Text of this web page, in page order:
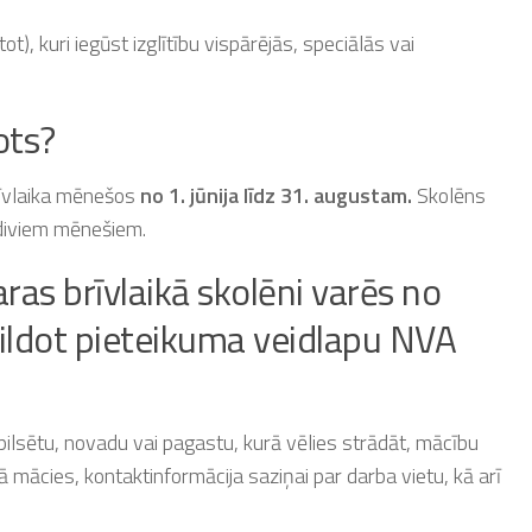
kuri iegūst izglītību vispārējās, speciālās vai
mēnešos no 1. jūnija līdz 31. augustam. Skolēns
mēnešiem.
brīvlaikā skolēni varēs no
pieteikuma veidlapu NVA
novadu vai pagastu, kurā vēlies strādāt, mācību
kontaktinformācija saziņai par darba vietu, kā arī